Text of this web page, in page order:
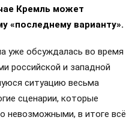
Кремль может
«последнему варианту».
уже обсуждалась во время
российской и западной
ситуацию весьма
сценарии, которые
невозможными, в итоге всё